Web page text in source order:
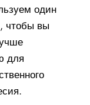
один
чтобы вы
для